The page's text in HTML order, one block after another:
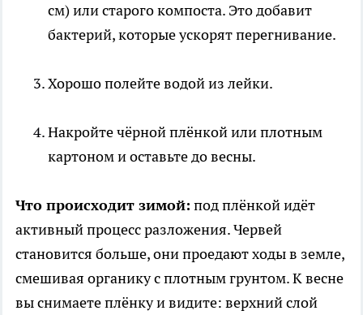
см) или старого компоста. Это добавит
бактерий, которые ускорят перегнивание.
Хорошо полейте водой из лейки.
Накройте чёрной плёнкой или плотным
картоном и оставьте до весны.
Что происходит зимой: под плёнкой идёт
активный процесс разложения. Червей
становится больше, они проедают ходы в земле,
смешивая органику с плотным грунтом. К весне
вы снимаете плёнку и видите: верхний слой